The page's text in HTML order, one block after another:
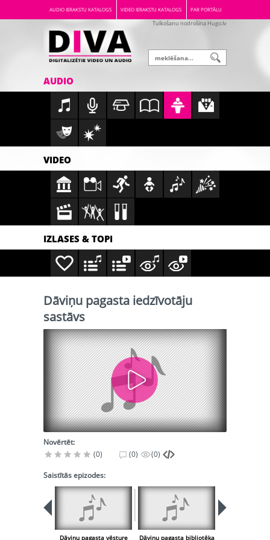
AUDIO IERAKSTU KATALOGS VIDEO IERAKSTU KATALOGS PAR PORTĀLU
Tulkošanu nodrošina Hugo.lv
AUDIO
VIDEO
IZLASES & TOPI
Dāviņu pagasta iedzīvotāju
sastāvs
Novērtēt:
(0)
(0) (0)
Saistītās epizodes:
Dāviņu pagasta vēsture Dāviņu pagasta bibliotēka